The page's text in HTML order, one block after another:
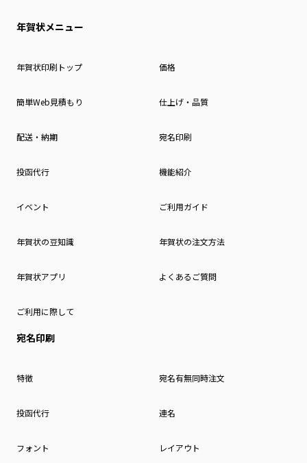
年賀状メニュー
年賀状印刷トップ 価格
簡単Web見積もり 仕上げ・品質
配送・納期 宛名印刷
投函代行 機能紹介
イベント ご利用ガイド
年賀状の豆知識 年賀状の注文方法
年賀状アプリ よくあるご質問
ご利用に際して
宛名印刷
特徴 宛名有無同時注文
投函代行 連名
フォント レイアウト